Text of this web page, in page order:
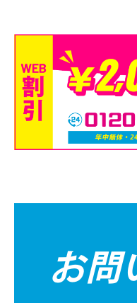
お問